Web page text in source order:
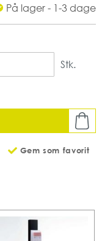
På lager - 1-3 dage
Stk.
Gem som favorit